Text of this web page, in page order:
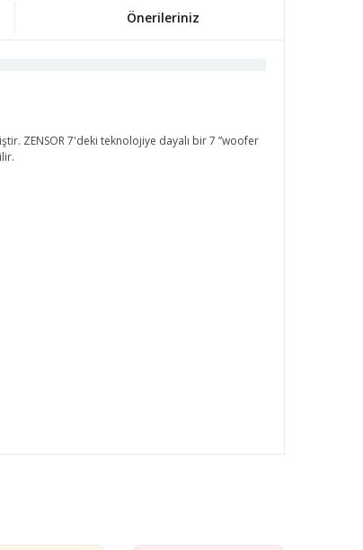
Önerileriniz
ZENSOR 7'deki teknolojiye dayalı bir 7 ”woofer